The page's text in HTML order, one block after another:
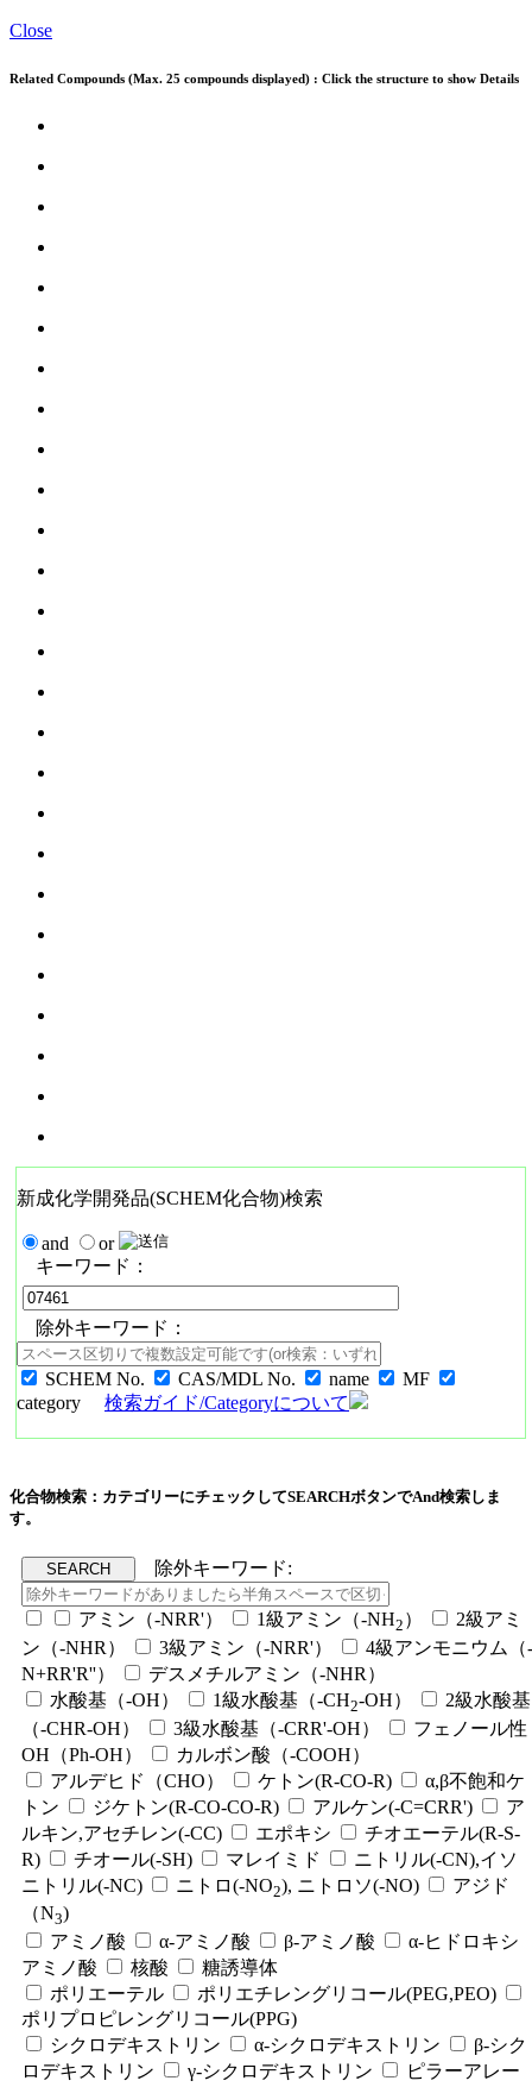
Close
Related Compounds (Max. 25 compounds displayed) : Click the structure to show Details
新成化学開発品(SCHEM化合物)検索
and
or
キーワード：
除外キーワード：
SCHEM No. CAS/MDL No. name
MF
category
検索ガイド/Categoryについて
化合物検索：カテゴリーにチェックしてSEARCHボタンでAnd検索しま
す。
除外キーワード:
アミン（-NRR'） 1級アミン（-NH2 ）
2級アミ
ン（-NHR）
3級アミン（-NRR'）
4級アンモニウム（-
N+RR'R''）
デスメチルアミン（-NHR）
水酸基（-OH）
1級水酸基（-CH2-OH）
2級水酸基
（-CHR-OH）
3級水酸基（-CRR'-OH）
フェノール性
OH（Ph-OH）
カルボン酸（-COOH）
アルデヒド（CHO）
ケトン(R-CO-R)
α,β不飽和ケ
トン
ジケトン(R-CO-CO-R) アルケン(-C=CRR')
ア
ルキン,アセチレン(-CC)
エポキシ
チオエーテル(R-S-
R)
チオール(-SH) マレイミド
ニトリル(-CN),イソ
ニトリル(-NC)
ニトロ(-NO2), ニトロソ(-NO)
アジド
（N3)
アミノ酸
α-アミノ酸 β-アミノ酸
α-ヒドロキシ
アミノ酸
核酸
糖誘導体
ポリエーテル
ポリエチレングリコール(PEG,PEO)
ポリプロピレングリコール(PPG)
シクロデキストリン
α-シクロデキストリン
β-シク
ロデキストリン
γ-シクロデキストリン ピラーアレー